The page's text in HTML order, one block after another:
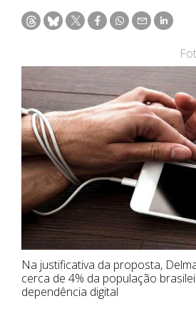
Na justificativa da proposta,
cerca de 4% da população
dependência digital